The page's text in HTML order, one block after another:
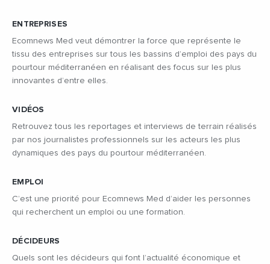
ENTREPRISES
Ecomnews Med veut démontrer la force que représente le
tissu des entreprises sur tous les bassins d’emploi des pays du
pourtour méditerranéen en réalisant des focus sur les plus
innovantes d’entre elles.
VIDÉOS
Retrouvez tous les reportages et interviews de terrain réalisés
par nos journalistes professionnels sur les acteurs les plus
dynamiques des pays du pourtour méditerranéen.
EMPLOI
C’est une priorité pour Ecomnews Med d’aider les personnes
qui recherchent un emploi ou une formation.
DÉCIDEURS
Quels sont les décideurs qui font l’actualité économique et